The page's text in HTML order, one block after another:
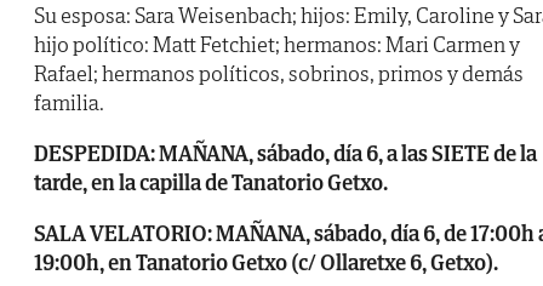
Su esposa: Sara Weisenbach; hijos: Emily, Caroline y
hijo político: Matt Fetchiet; hermanos: Mari Carmen y
Rafael; hermanos políticos, sobrinos, primos y demás
familia.
DESPEDIDA: MAÑANA, sábado, día 6, a las SIETE de la
tarde, en la capilla de Tanatorio Getxo.
SALA VELATORIO: MAÑANA, sábado, día 6, de 17:00h
19:00h, en Tanatorio Getxo (c/ Ollaretxe 6, Getxo).